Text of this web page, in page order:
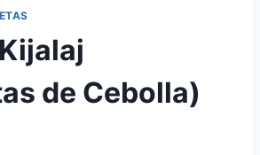
de Cebolla)